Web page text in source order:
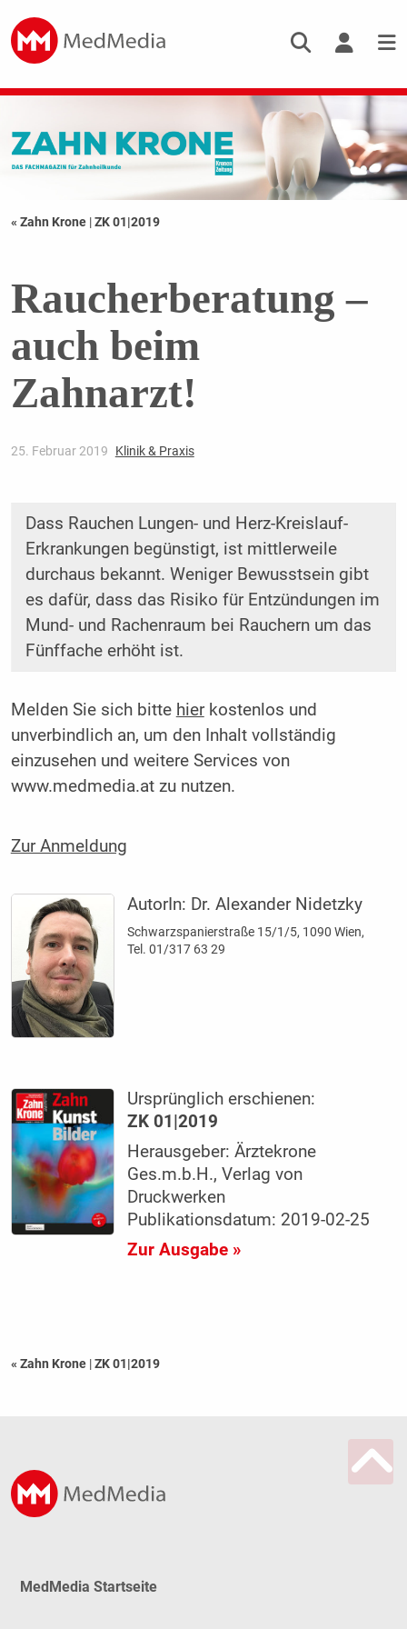
« Zahn Krone |ZK 01|2019
Raucherberatung –
auch beim
Zahnarzt!
25. Februar 2019 Klinik & Praxis
Dass Rauchen Lungen- und Herz-Kreislauf-
Erkrankungen begünstigt, ist mittlerweile
durchaus ­bekannt. Weniger Bewusstsein gibt
es dafür, dass das Risiko für Entzündungen im
Mund- und ­Rachenraum bei Rauchern um das
Fünffache erhöht ist.
Melden Sie sich bitte hierkostenlos und
unverbindlich an, um den Inhalt vollständig
einzusehen und weitere Services von
www.medmedia.at zu nutzen.
Zur Anmeldung
AutorIn: Dr. Alexander Nidetzky
Schwarzspanierstraße 15/1/5, 1090 Wien,
Tel. 01/317 63 29
Ursprünglich erschienen:
ZK 01|2019
Herausgeber: Ärztekrone
Ges.m.b.H., Verlag von
Druckwerken
Publikationsdatum: 2019-02-25
Zur Ausgabe »
« Zahn Krone |ZK 01|2019
MedMedia Startseite